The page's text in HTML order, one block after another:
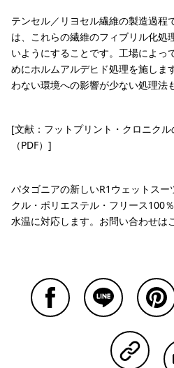
テンセル／リヨセル繊維の製造過程
は、これらの繊維のフィブリル化処
いようにすることです。工場によっ
めにホルムアルデヒド処理を施しま
わない環境への影響が少ない処理法
[文献：フットプリント・クロニク
（PDF）]
パタゴニアの新しいR1ウェットス
クル・ポリエステル・フリース100
水温に対応します。お問い合わせは